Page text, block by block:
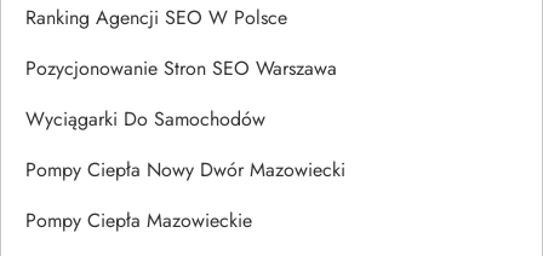
Ranking Agencji SEO W Polsce
Pozycjonowanie Stron SEO Warszawa
Wyciągarki Do Samochodów
Pompy Ciepła Nowy Dwór Mazowiecki
Pompy Ciepła Mazowieckie